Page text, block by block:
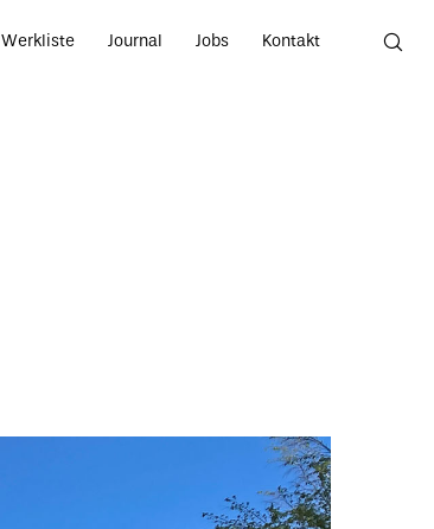
Werkliste Journal Jobs Kontakt